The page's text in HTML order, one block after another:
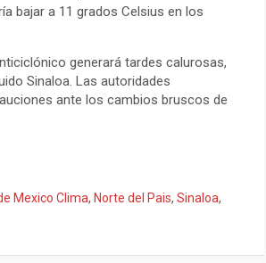
bajar a 11 grados Celsius en los
generará tardes calurosas,
Sinaloa. Las autoridades
ante los cambios bruscos de
Mexico Clima, Norte del Pais, Sinaloa,